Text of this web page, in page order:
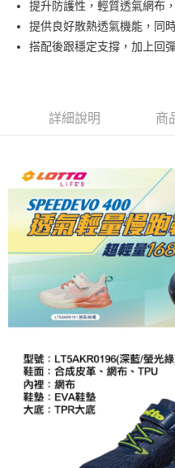
付款後7-11取貨
每筆NT$80，滿NT$1,500(含以
提升防護性，輕質透氣網布
提供良好散熱透氣機能，同
搭配後跟穩定支撐，加上回
詳細說明 商